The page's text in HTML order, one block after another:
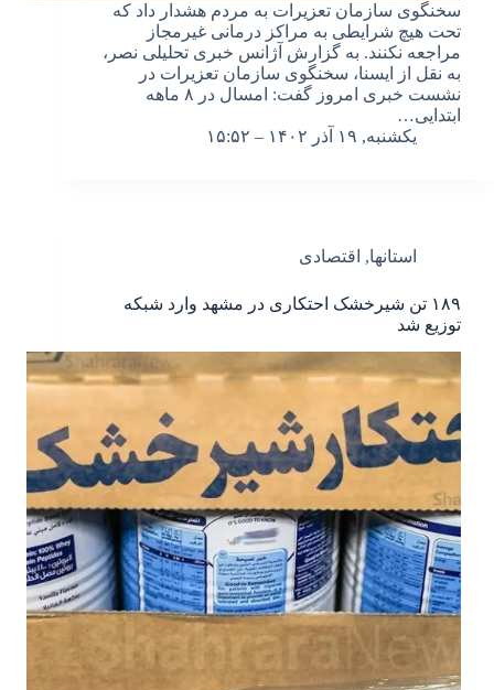
سخنگوی سازمان تعزیرات به مردم هشدار داد که
تحت هیچ شرایطی به مراکز درمانی غیرمجاز
مراجعه نکنند. به گزارش آژانس خبری تحلیلی نصر،
به نقل از ایسنا، سخنگوی سازمان تعزیرات در
نشست خبری امروز گفت: امسال در ۸ ماهه
ابتدایی…
یکشنبه, ۱۹ آذر ۱۴۰۲ – ۱۵:۵۲
استانها, اقتصادی
۱۸۹ تن شیرخشک احتکاری در مشهد وارد شبکه
توزیع شد